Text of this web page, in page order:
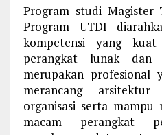
Program studi Magister
Program UTDI
kompetensi yang
perangkat lunak dan
merupakan profesional
merancang
organisasi serta mampu
macam perangkat